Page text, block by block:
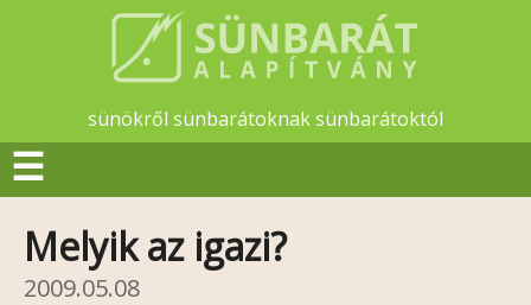
sünökről sünbarátoknak sünbarátoktól
☰
Melyik az igazi?
2009.05.08